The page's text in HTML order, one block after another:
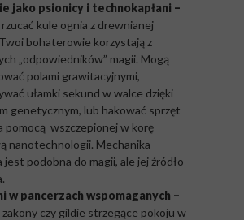
jako psionicy i technokapłani –
kule ognia z drewnianej
bohaterowie korzystają z
„odpowiedników” magii. Mogą
polami grawitacyjnymi,
ułamki sekund w walce dzięki
genetycznym, lub hakować sprzęt
pomocą wszczepionej w korę
nanotechnologii. Mechanika
jest podobna do magii, ale jej źródło
w pancerzach wspomaganych –
czy gildie strzegące pokoju w